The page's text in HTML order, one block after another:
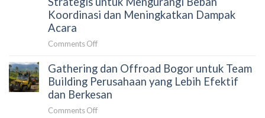
Alami
HRD
Memilih
Gagal
Menjaga
Peserta?
Koordinasi dan Meningkatkan Dampak
Acara
Comments Offon
Menyusun
Gathering
Gathering dan Offroad Bogor untuk Team
Building Perusahaan yang Lebih Efektif
dan Berkesan
Comments Offon